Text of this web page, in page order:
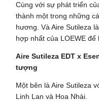
Cùng với sự phát triển
thành một trong những
hương. Và Aire Sutileza
hợp nhất của LOEWE để
Aire Sutileza EDT x
tượng
Một bên là Aire Sutileza
Linh Lan và Hoa Nhài.